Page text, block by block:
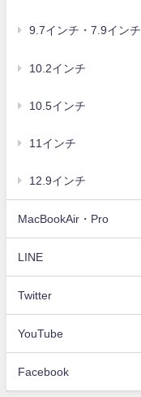
9.7インチ・7.9インチ
10.2インチ
10.5インチ
11インチ
12.9インチ
MacBookAir・Pro
LINE
Twitter
YouTube
Facebook